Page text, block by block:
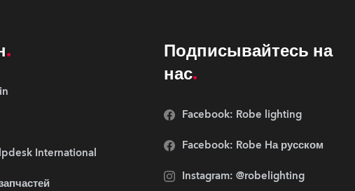
International
Подписывайтесь на
нас
Facebook: Robe lighting
Facebook: Robe Hа русском
Instagram: @robelighting